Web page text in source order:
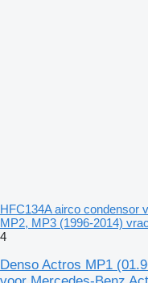
HFC134A airco condensor
MP2, MP3 (1996-2014)
4
Denso Actros MP1